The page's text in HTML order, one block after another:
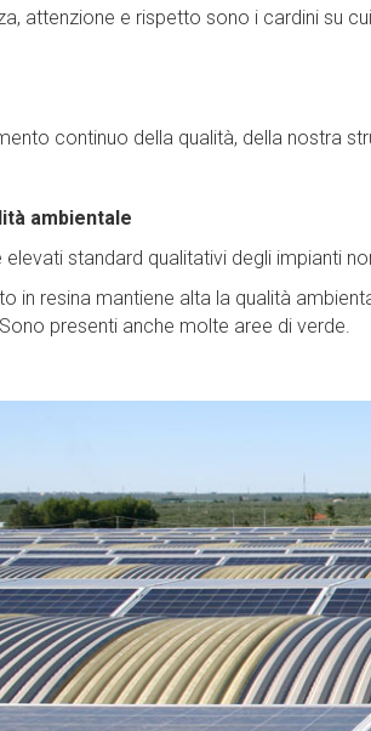
attenzione e rispetto sono i cardini su
continuo della qualità, della nostra
ambientale
elevati standard qualitativi degli impianti
in resina mantiene alta la qualità
presenti anche molte aree di verde.